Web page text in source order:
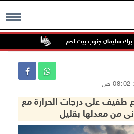
MENU سليمان جنوب بيت لحم
طفيف على درجات الحرارة مع
من معدلها بقليل